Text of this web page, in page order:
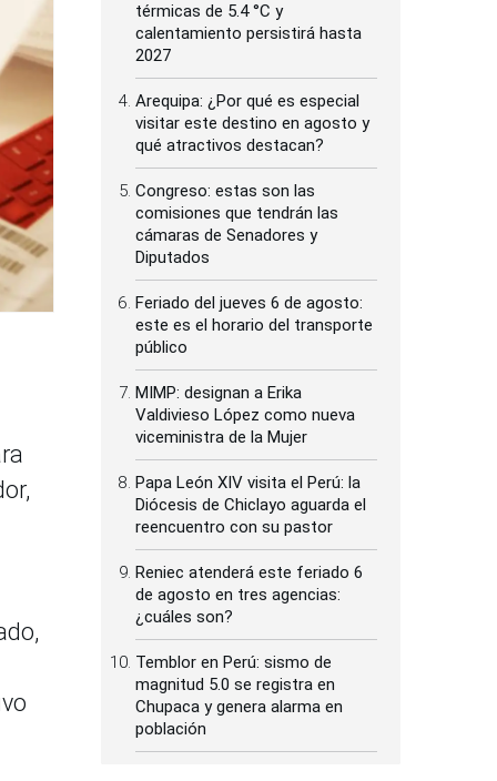
térmicas de 5.4 °C y
calentamiento persistirá hasta
2027
Arequipa: ¿Por qué es especial
visitar este destino en agosto y
qué atractivos destacan?
Congreso: estas son las
comisiones que tendrán las
cámaras de Senadores y
Diputados
Feriado del jueves 6 de agosto:
este es el horario del transporte
público
MIMP: designan a Erika
Valdivieso López como nueva
viceministra de la Mujer
Papa León XIV visita el Perú: la
Diócesis de Chiclayo aguarda el
reencuentro con su pastor
Reniec atenderá este feriado 6
de agosto en tres agencias:
¿cuáles son?
Temblor en Perú: sismo de
magnitud 5.0 se registra en
Chupaca y genera alarma en
población